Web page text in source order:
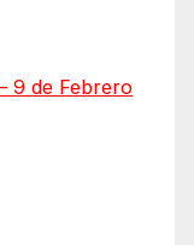
9 de Febrero